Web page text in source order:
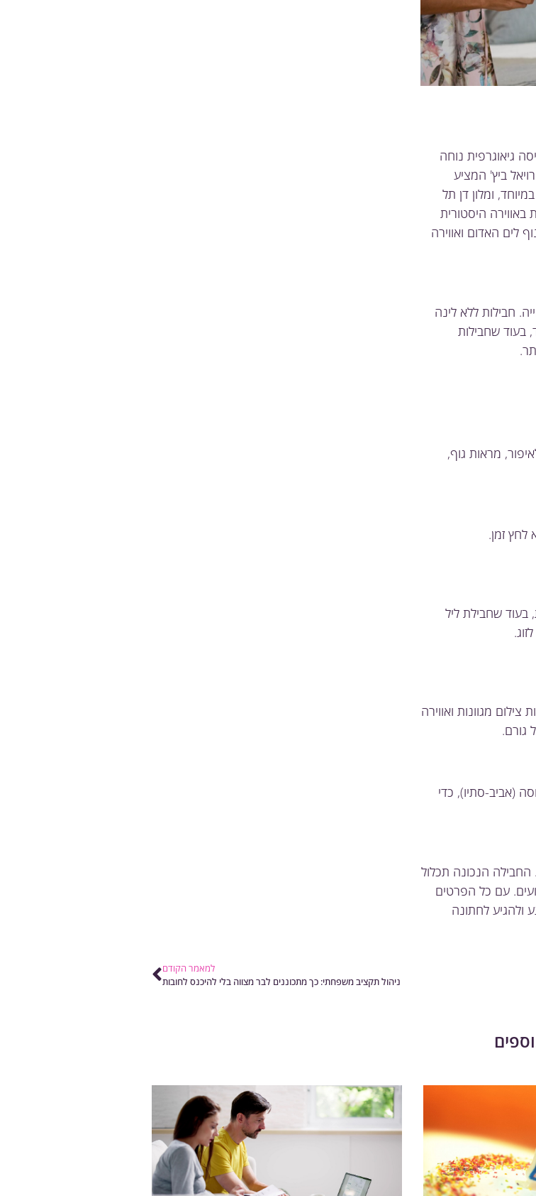
גיאוגרפית נוחה
ביץ' המציע
ומלון דן תל
באווירה היסטורית
לים האדום ואווירה
חבילות ללא לינה
בעוד שחבילות
מראות גוף,
שחבילת ליל
מגוונות ואווירה
גורם.
(אביב-סתיו), כדי
הנכונה תכלול
עם כל הפרטים
ולהגיע לחתונה
למאמר הקודם
ניהול תקציב משפחתי: כך מתכוננים לבר מצווה בלי להיכנס לחובות